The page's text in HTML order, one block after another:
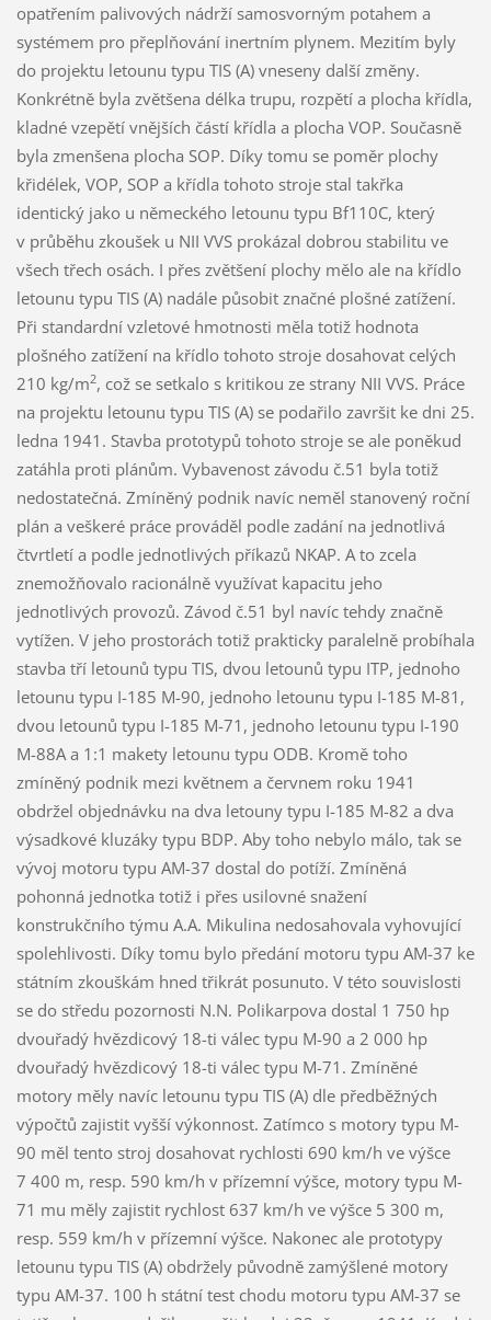
opatřením palivových nádrží samosvorným potahem a
systémem pro přeplňování inertním plynem. Mezitím byly
do projektu letounu typu TIS (A) vneseny další změny.
Konkrétně byla zvětšena délka trupu, rozpětí a plocha křídla,
kladné vzepětí vnějších částí křídla a plocha VOP. Současně
byla zmenšena plocha SOP. Díky tomu se poměr plochy
křidélek, VOP, SOP a křídla tohoto stroje stal takřka
identický jako u německého letounu typu Bf110C, který
v průběhu zkoušek u NII VVS prokázal dobrou stabilitu ve
všech třech osách. I přes zvětšení plochy mělo ale na křídlo
letounu typu TIS (A) nadále působit značné plošné zatížení.
Při standardní vzletové hmotnosti měla totiž hodnota
plošného zatížení na křídlo tohoto stroje dosahovat celých
210 kg/m2, což se setkalo s kritikou ze strany NII VVS. Práce
na projektu letounu typu TIS (A) se podařilo završit ke dni 25.
ledna 1941. Stavba prototypů tohoto stroje se ale poněkud
zatáhla proti plánům. Vybavenost závodu č.51 byla totiž
nedostatečná. Zmíněný podnik navíc neměl stanovený roční
plán a veškeré práce prováděl podle zadání na jednotlivá
čtvrtletí a podle jednotlivých příkazů NKAP. A to zcela
znemožňovalo racionálně využívat kapacitu jeho
jednotlivých provozů. Závod č.51 byl navíc tehdy značně
vytížen. V jeho prostorách totiž prakticky paralelně probíhala
stavba tří letounů typu TIS, dvou letounů typu ITP, jednoho
letounu typu I-185 M-90, jednoho letounu typu I-185 M-81,
dvou letounů typu I-185 M-71, jednoho letounu typu I-190
M-88A a 1:1 makety letounu typu ODB. Kromě toho
zmíněný podnik mezi květnem a červnem roku 1941
obdržel objednávku na dva letouny typu I-185 M-82 a dva
výsadkové kluzáky typu BDP. Aby toho nebylo málo, tak se
vývoj motoru typu AM-37 dostal do potíží. Zmíněná
pohonná jednotka totiž i přes usilovné snažení
konstrukčního týmu A.A. Mikulina nedosahovala vyhovující
spolehlivosti. Díky tomu bylo předání motoru typu AM-37 ke
státním zkouškám hned třikrát posunuto. V této souvislosti
se do středu pozornosti N.N. Polikarpova dostal 1 750 hp
dvouřadý hvězdicový 18-ti válec typu M-90 a 2 000 hp
dvouřadý hvězdicový 18-ti válec typu M-71. Zmíněné
motory měly navíc letounu typu TIS (A) dle předběžných
výpočtů zajistit vyšší výkonnost. Zatímco s motory typu M-
90 měl tento stroj dosahovat rychlosti 690 km/h ve výšce
7 400 m, resp. 590 km/h v přízemní výšce, motory typu M-
71 mu měly zajistit rychlost 637 km/h ve výšce 5 300 m,
resp. 559 km/h v přízemní výšce. Nakonec ale prototypy
letounu typu TIS (A) obdržely původně zamýšlené motory
typu AM-37. 100 h státní test chodu motoru typu AM-37 se